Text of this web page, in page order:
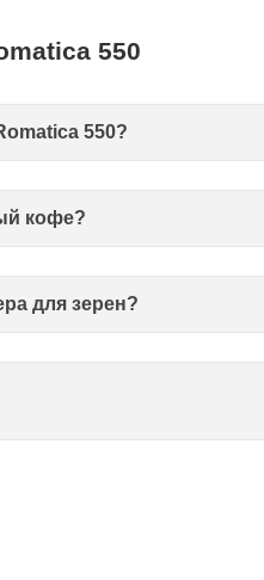
550
550?
кофе?
для зерен?